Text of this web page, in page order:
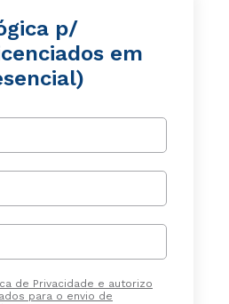
p/
em
de Privacidade e autorizo
para o envio de